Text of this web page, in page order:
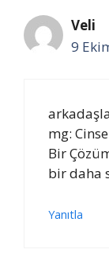
Veli
9
mg:
Bir
bir daha
Yanıtla